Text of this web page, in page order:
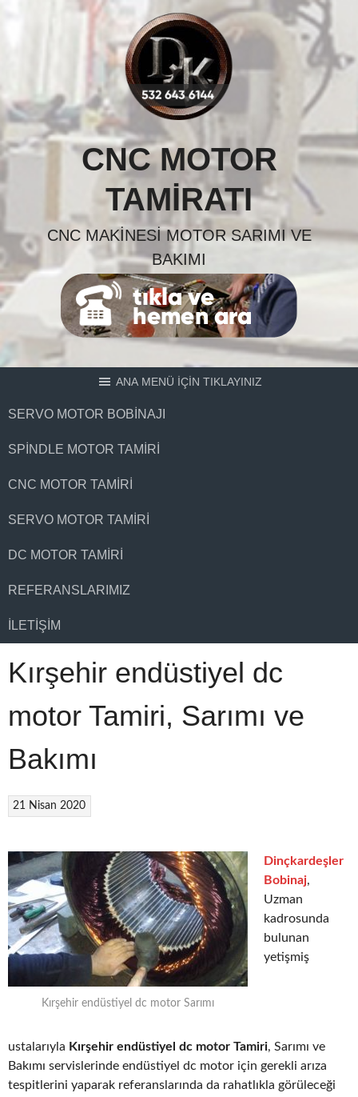
CNC MOTOR
TAMIRATI
CNC MAKINESI MOTOR SARIMI VE
BAKIMI
ANA MENÜ İÇİN TIKLAYINIZ
SERVO MOTOR BOBINAJI
SPINDLE MOTOR TAMIRI
CNC MOTOR TAMIRI
SERVO MOTOR TAMIRI
DC MOTOR TAMIRI
REFERANSLARIMIZ
İLETIŞIM
Kırşehir endüstiyel dc
motor Tamiri, Sarımı ve
Bakımı
21 Nisan 2020
Kırşehir endüstiyel dc motor Sarımı
Dinçkardeşler
Bobinaj,
Uzman
kadrosunda
bulunan
yetişmiş
ustalarıyla Kırşehir endüstiyel dc motor Tamiri, Sarımı ve
Bakımı servislerinde endüstiyel dc motor için gerekli arıza
tespitlerini yaparak referanslarında da rahatlıkla görüleceği